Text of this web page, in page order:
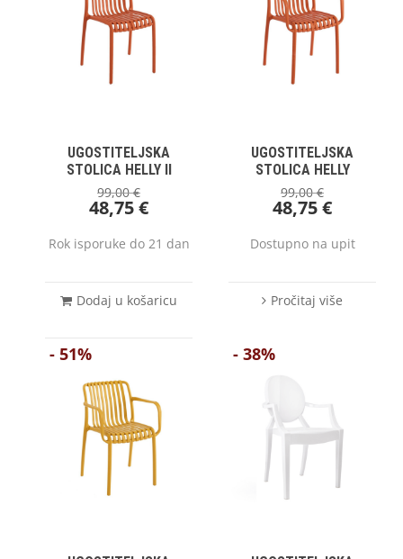
UGOSTITELJSKA
STOLICA HELLY II
99,00€
48,75€
Rok isporuke do 21 dan
Dodaj u košaricu
UGOSTITELJSKA
STOLICA HELLY
99,00€
48,75€
Dostupno na upit
Pročitaj više
- 51% - 38%